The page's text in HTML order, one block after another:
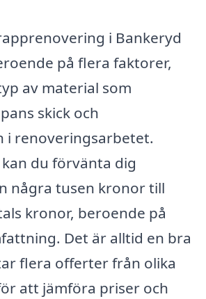
i Bankeryd
på flera faktorer,
av material som
skick och
i renoveringsarbetet.
du förvänta dig
några tusen kronor till
kronor, beroende på
Det är alltid en bra
flera offerter från olika
att jämföra priser och